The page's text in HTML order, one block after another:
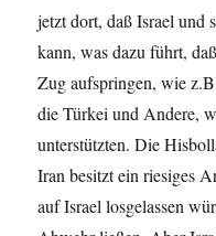
jetzt dort, daß Israel und
kann, was dazu führt,
Zug aufspringen, wie
die Türkei und Andere,
unterstützten. Die
Iran besitzt ein riesiges
auf Israel losgelassen